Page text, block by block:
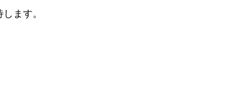
ます。